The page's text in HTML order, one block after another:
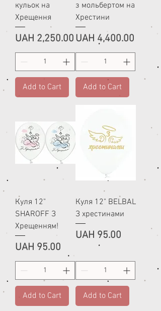
кульок на
Хрещення
Price
UAH 2,250.00
Add to Cart
з мольбертом на
Хрестини
Price
UAH 4,400.00
Add to Cart
Куля 12"
SHAROFF З
Хрещенням!
Price
UAH 95.00
Add to Cart
Куля 12" BELBAL
З хрестинами
Price
UAH 95.00
Add to Cart